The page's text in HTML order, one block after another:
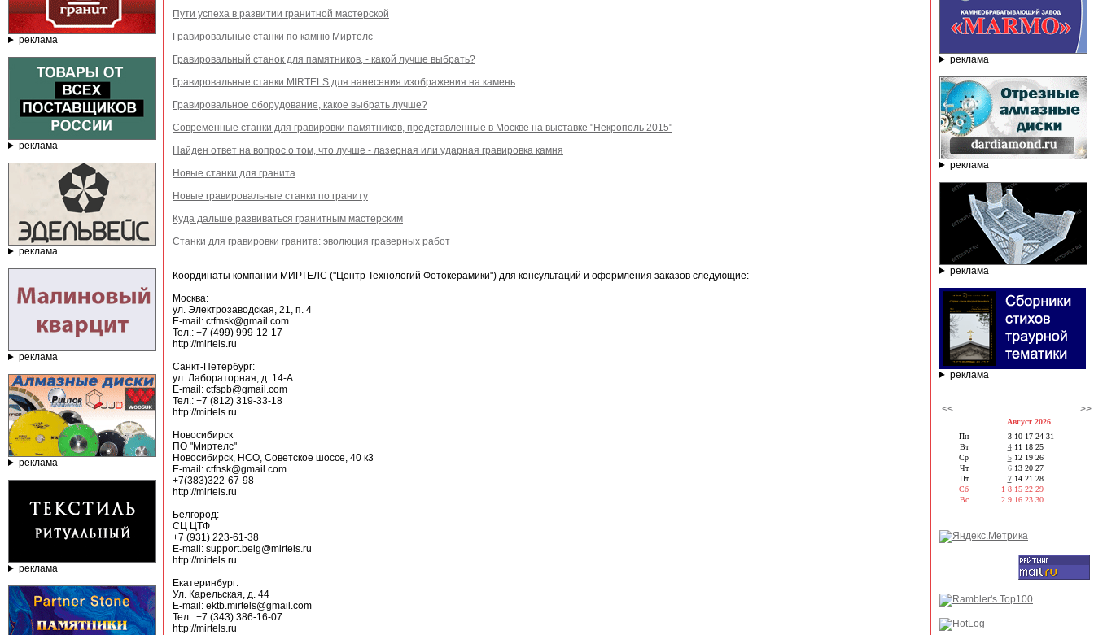
реклама
реклама
реклама
реклама
реклама
реклама
Пути успеха в развитии гранитной мастерской
Гравировальные станки по камню Миртелс
Гравировальный станок для памятников, - какой лучше выбрать?
Гравировальные станки MIRTELS для нанесения изображения на камень
Гравировальное оборудование, какое выбрать лучше?
Современные станки для гравировки памятников, представленные в Москве на выставке "Некрополь 2015"
Найден ответ на вопрос о том, что лучше - лазерная или ударная гравировка камня
Новые станки для гранита
Новые гравировальные станки по граниту
Куда дальше развиваться гранитным мастерским
Станки для гравировки гранита: эволюция граверных работ
Координаты компании МИРТЕЛС ("Центр Технологий Фотокерамики") для консультаций и оформления заказов следующие:
Москва:
ул. Электрозаводская, 21, п. 4
E-mail: ctfmsk@gmail.com
Тел.: +7 (499) 999-12-17
http://mirtels.ru
Санкт-Петербург:
ул. Лабораторная, д. 14-А
E-mail: ctfspb@gmail.com
Тел.: +7 (812) 319-33-18
http://mirtels.ru
Новосибирск
ПО "Миртелс"
Новосибирск, НСО, Советское шоссе, 40 к3
E-mail: ctfnsk@gmail.com
+7(383)322-67-98
http://mirtels.ru
Белгород:
СЦ ЦТФ
+7 (931) 223-61-38
E-mail: support.belg@mirtels.ru
http://mirtels.ru
Екатеринбург:
Ул. Карельская, д. 44
E-mail: ektb.mirtels@gmail.com
Тел.: +7 (343) 386-16-07
http://mirtels.ru
реклама
реклама
реклама
реклама
<< >>
Август 2026
Пн
Вт
Ср
Чт
Пт
Сб
Вс
3 10 17 24 31
4 11 18 25
5 12 19 26
6 13 20 27
7 14 21 28
1 8 15 22 29
2 9 16 23 30